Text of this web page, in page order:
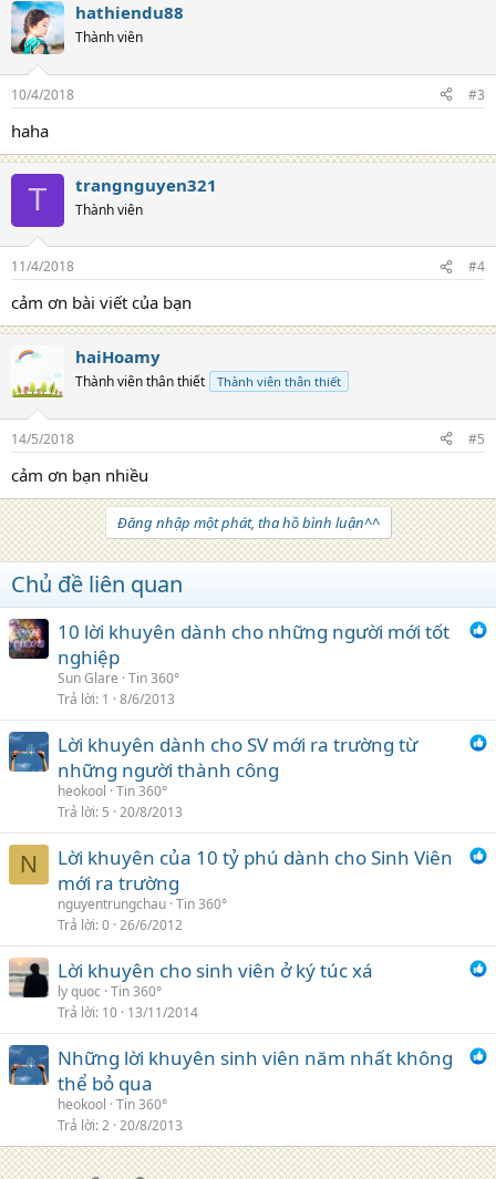
c
t
i
s
hathiendu88
Thành viên
10/4/2018 #3
haha
T trangnguyen321
Thành viên
11/4/2018 #4
cảm ơn bài viết của bạn
haiHoamy
Thành viên thân thiết Thành viên thân thiết
14/5/2018 #5
cảm ơn bạn nhiều
Đăng nhập một phát, tha hồ bình luận^^
Chủ đề liên quan
10 lời khuyên dành cho những người mới tốt
nghiệp
Sun Glare Tin 360°
Trả lời 1 8/6/2013
Lời khuyên dành cho SV mới ra trường từ
những người thành công
heokool Tin 360°
Trả lời 5 20/8/2013
N
Lời khuyên của 10 tỷ phú dành cho Sinh Viên
mới ra trường
nguyentrungchau Tin 360°
Trả lời 0 26/6/2012
Lời khuyên cho sinh viên ở ký túc xá
ly quoc Tin 360°
Trả lời 10 13/11/2014
Những lời khuyên sinh viên năm nhất không
thể bỏ qua
heokool Tin 360°
Trả lời 2 20/8/2013